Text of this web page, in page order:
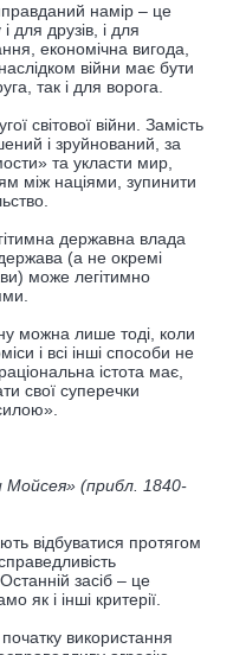
намір – це
для друзів, і для
економічна вигода,
війни має бути
так і для ворога.
світової війни. Замість
і зруйнований, за
та укласти мир,
між націями, зупинити
державна влада
(а не окремі
може легітимно
можна лише тоді, коли
і всі інші способи не
істота має,
свої суперечки
(прибл. 1840-
відбуватися протягом
засіб – це
як і інші критерії.
використання